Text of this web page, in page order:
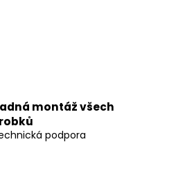
montáž všech
podpora